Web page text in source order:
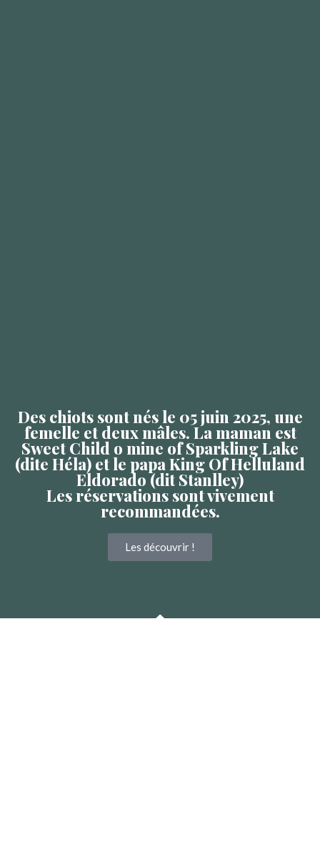
Des chiots sont nés le 05 juin 2025, une
femelle et deux mâles. La maman est
Sweet Child o mine of Sparkling Lake
(dite Héla) et le papa King Of Helluland
Eldorado (dit Stanlley)
Les réservations sont vivement
recommandées.
Les découvrir !